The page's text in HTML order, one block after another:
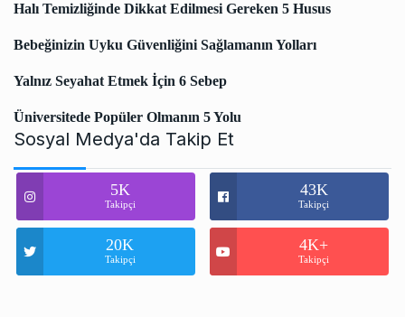
Halı Temizliğinde Dikkat Edilmesi Gereken 5 Husus
Bebeğinizin Uyku Güvenliğini Sağlamanın Yolları
Yalnız Seyahat Etmek İçin 6 Sebep
Üniversitede Popüler Olmanın 5 Yolu
Sosyal Medya'da Takip Et
5K
Takipçi
43K
Takipçi
20K
Takipçi
4K+
Takipçi